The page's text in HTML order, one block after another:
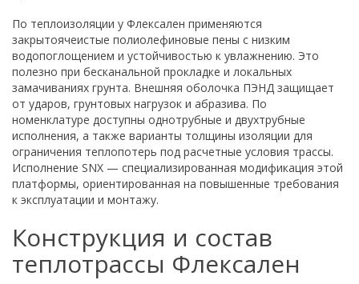
По теплоизоляции у Флексален применяются
закрытоячеистые полиолефиновые пены с низким
водопоглощением и устойчивостью к увлажнению. Это
полезно при бесканальной прокладке и локальных
замачиваниях грунта. Внешняя оболочка ПЭНД защищает
от ударов, грунтовых нагрузок и абразива. По
номенклатуре доступны однотрубные и двухтрубные
исполнения, а также варианты толщины изоляции для
ограничения теплопотерь под расчетные условия трассы.
Исполнение SNX — специализированная модификация этой
платформы, ориентированная на повышенные требования
к эксплуатации и монтажу.
Конструкция и состав
теплотрассы Флексален